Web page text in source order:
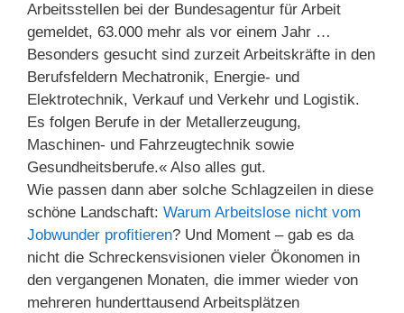
Arbeitsstellen bei der Bundesagentur für Arbeit
gemeldet, 63.000 mehr als vor einem Jahr …
Besonders gesucht sind zurzeit Arbeitskräfte in den
Berufsfeldern Mechatronik, Energie- und
Elektrotechnik, Verkauf und Verkehr und Logistik.
Es folgen Berufe in der Metallerzeugung,
Maschinen- und Fahrzeugtechnik sowie
Gesundheitsberufe.« Also alles gut.
Wie passen dann aber solche Schlagzeilen in diese
schöne Landschaft: Warum Arbeitslose nicht vom
Jobwunder profitieren? Und Moment – gab es da
nicht die Schreckensvisionen vieler Ökonomen in
den vergangenen Monaten, die immer wieder von
mehreren hunderttausend Arbeitsplätzen